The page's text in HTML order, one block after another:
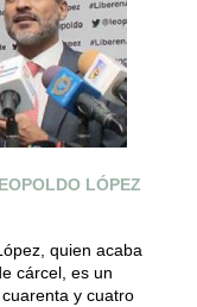
LÓPEZ
quien acaba
cárcel, es un
y cuatro